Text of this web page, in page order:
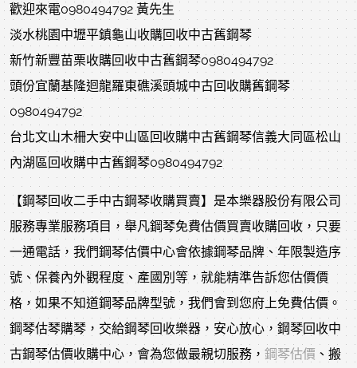
歡迎來電0980494792 黃先生
淡水桃園中壢平鎮龜山收購回收中古舊鋼琴
新竹新豐苗栗收購回收中古舊鋼琴0980494792
頭份宜蘭基隆迴龍羅東礁溪頭城中古回收購舊鋼琴
0980494792
台北文山木柵大安中山區回收購中古舊鋼琴信義大同區松山
內湖區回收購中古舊鋼琴0980494792
【鋼琴回收二手中古鋼琴收購買賣】是本樂器股份有限公司
服務專業服務項目，舉凡鋼琴免費估價買賣收購回收，只要
一通電話，我們鋼琴估價中心會依據鋼琴品牌、年限製造序
號、保養內外觀程度、產國別等，就能精準告訴您估價價
格，如果不知道鋼琴品牌型號，我們會到您府上免費估價。
鋼琴估琴購琴，交給鋼琴回收樂器，安心放心，鋼琴回收中
古鋼琴估價收購中心，會為您做最親切服務， 鋼琴估價 、搬